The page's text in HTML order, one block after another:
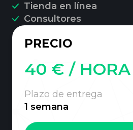
Tienda en línea
Consultores
PRECIO
40 € / HORA
Plazo de entrega
1 semana